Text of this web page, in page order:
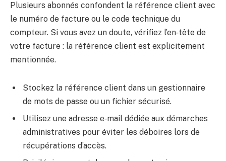
Plusieurs abonnés confondent la référence client avec
le numéro de facture ou le code technique du
compteur. Si vous avez un doute, vérifiez l’en‑tête de
votre facture : la référence client est explicitement
mentionnée.
Stockez la référence client dans un gestionnaire
de mots de passe ou un fichier sécurisé.
Utilisez une adresse e‑mail dédiée aux démarches
administratives pour éviter les déboires lors de
récupérations d’accès.